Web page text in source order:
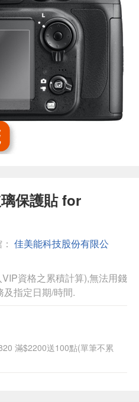
保護貼 for
佳美能科技股份有限公
資格之累積計算),無法用錢
指定日期/時間.
滿$2200送100點(單筆不累